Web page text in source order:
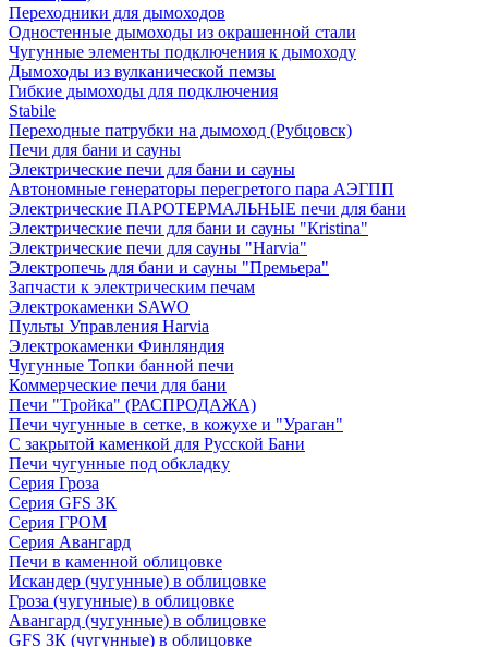
Переходники для дымоходов
Одностенные дымоходы из окрашенной стали
Чугунные элементы подключения к дымоходу
Дымоходы из вулканической пемзы
Гибкие дымоходы для подключения
Stabile
Переходные патрубки на дымоход (Рубцовск)
Печи для бани и сауны
Электрические печи для бани и сауны
Автономные генераторы перегретого пара АЭГПП
Электрические ПАРОТЕРМАЛЬНЫЕ печи для бани
Электрические печи для бани и сауны "Кristina"
Электрические печи для сауны "Harvia"
Электропечь для бани и сауны "Премьера"
Запчасти к электрическим печам
Электрокаменки SAWO
Пульты Управления Harvia
Электрокаменки Финляндия
Чугунные Топки банной печи
Коммерческие печи для бани
Печи "Тройка" (РАСПРОДАЖА)
Печи чугунные в сетке, в кожухе и "Ураган"
С закрытой каменкой для Русской Бани
Печи чугунные под обкладку
Серия Гроза
Серия GFS ЗК
Серия ГРОМ
Серия Авангард
Печи в каменной облицовке
Искандер (чугунные) в облицовке
Гроза (чугунные) в облицовке
Авангард (чугунные) в облицовке
GFS ЗК (чугунные) в облицовке